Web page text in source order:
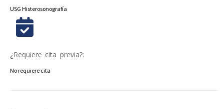
USG Histerosonografía
¿Requiere cita previa?:
No requiere cita